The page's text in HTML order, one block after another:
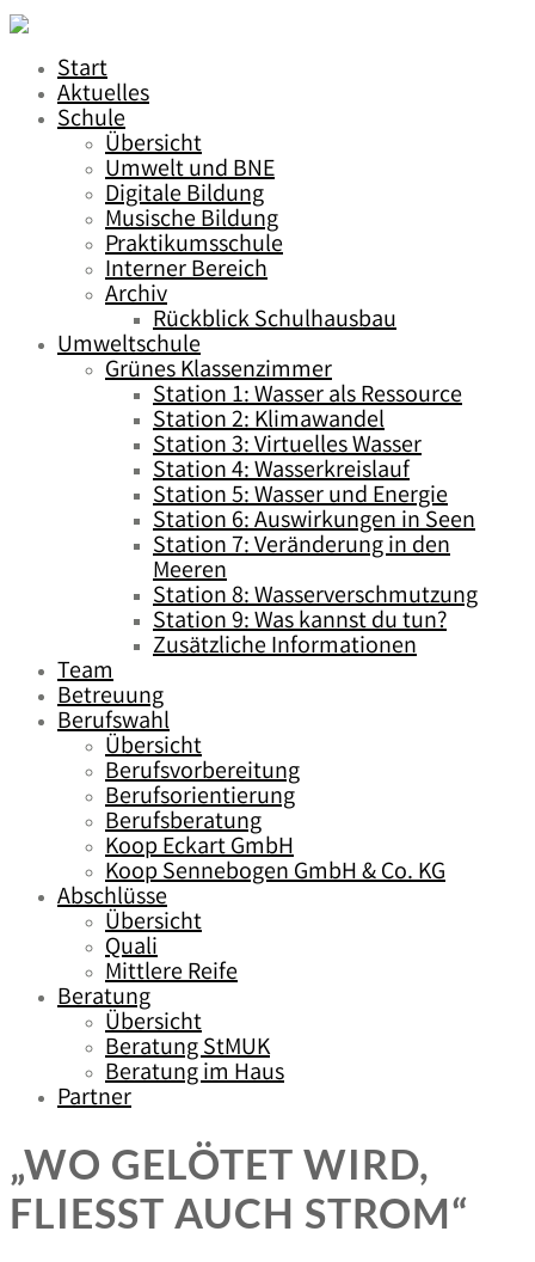
Start
Aktuelles
Schule
Übersicht
Umwelt und BNE
Digitale Bildung
Musische Bildung
Praktikumsschule
Interner Bereich
Archiv
Rückblick Schulhausbau
Umweltschule
Grünes Klassenzimmer
Station 1: Wasser als Ressource
Station 2: Klimawandel
Station 3: Virtuelles Wasser
Station 4: Wasserkreislauf
Station 5: Wasser und Energie
Station 6: Auswirkungen in Seen
Station 7: Veränderung in den
Meeren
Station 8: Wasserverschmutzung
Station 9: Was kannst du tun?
Zusätzliche Informationen
Team
Betreuung
Berufswahl
Übersicht
Berufsvorbereitung
Berufsorientierung
Berufsberatung
Koop Eckart GmbH
Koop Sennebogen GmbH & Co. KG
Abschlüsse
Übersicht
Quali
Mittlere Reife
Beratung
Übersicht
Beratung StMUK
Beratung im Haus
Partner
„WO GELÖTET WIRD,
FLIESST AUCH STROM“